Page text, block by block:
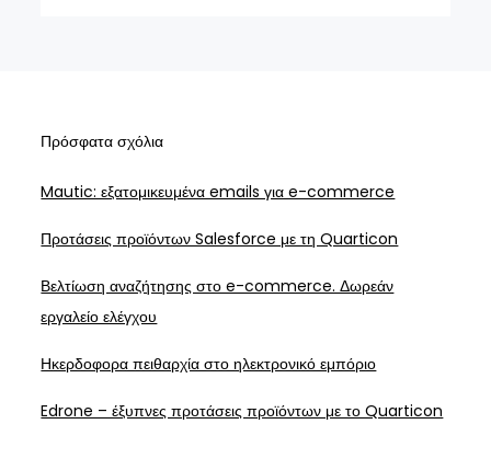
Πρόσφατα σχόλια
Mautic: εξατομικευμένα emails για e-commerce
Προτάσεις προϊόντων Salesforce με τη Quarticon
Βελτίωση αναζήτησης στο e-commerce. Δωρεάν
εργαλείο ελέγχου
Ηκερδοφορα πειθαρχία στο ηλεκτρονικό εμπόριο
Edrone – έξυπνες προτάσεις προϊόντων με το Quarticon